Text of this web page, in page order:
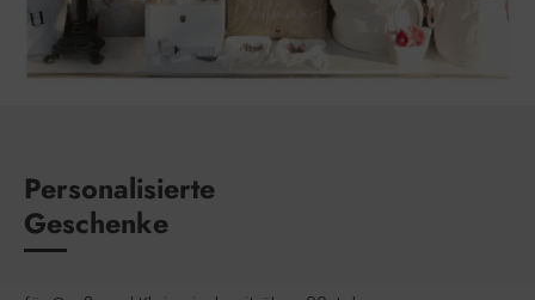
Personalisierte
Geschenke